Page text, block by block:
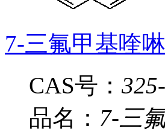
7-三氟甲基喹啉
CAS号：
品名： 7-三